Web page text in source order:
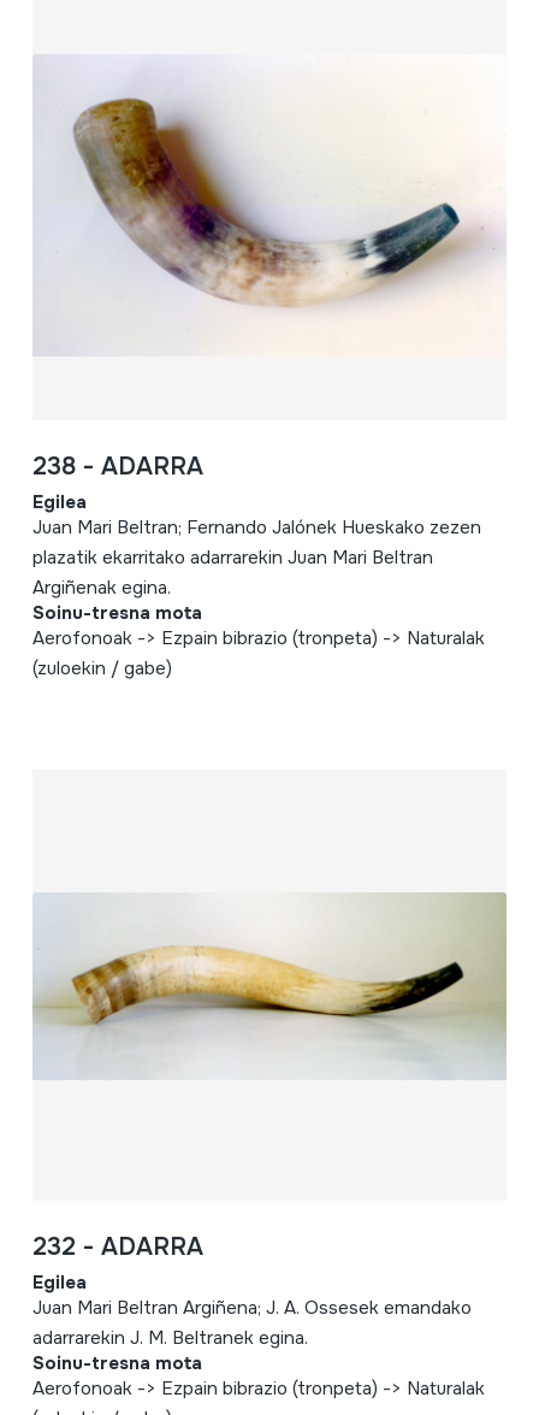
238 - ADARRA
Egilea
Juan Mari Beltran; Fernando Jalónek Hueskako zezen
plazatik ekarritako adarrarekin Juan Mari Beltran
Argiñenak egina.
Soinu-tresna mota
Aerofonoak -> Ezpain bibrazio (tronpeta) -> Naturalak
(zuloekin / gabe)
232 - ADARRA
Egilea
Juan Mari Beltran Argiñena; J. A. Ossesek emandako
adarrarekin J. M. Beltranek egina.
Soinu-tresna mota
Aerofonoak -> Ezpain bibrazio (tronpeta) -> Naturalak